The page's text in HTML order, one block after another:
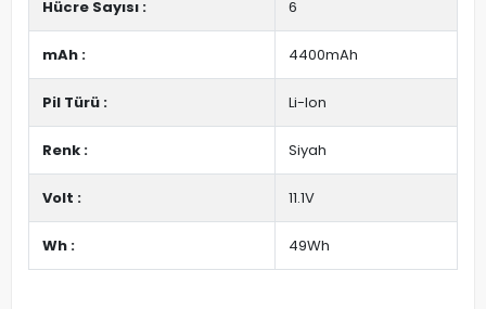
Hücre Sayısı : 6
mAh : 4400mAh
Pil Türü : Li-Ion
Renk : Siyah
Volt : 11.1V
Wh : 49Wh